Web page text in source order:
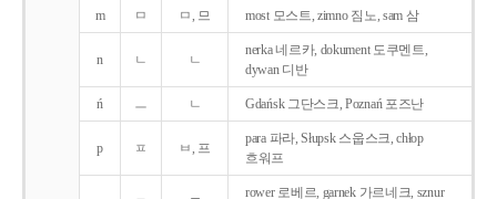
m ㅁ ㅁ, 므 most 모스트, zimno 짐노, sam 삼
n ㄴ ㄴ
nerka 네르카, dokument 도쿠멘트,
dywan 디반
ń ㅡ ㄴ Gdańsk 그단스크, Poznań 포즈난
p ㅍ ㅂ, 프
para 파라, Słupsk 스웁스크, chłop
흐워프
rower 로베르, garnek 가르네크, sznur